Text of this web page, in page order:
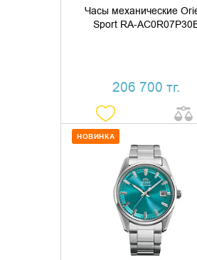
Часы механические
Sport RA-
206 700 тг.
НОВИНКА
ДОБАВИТЬ В КОРЗИНУ
КУПИТЬ В 1 КЛИК